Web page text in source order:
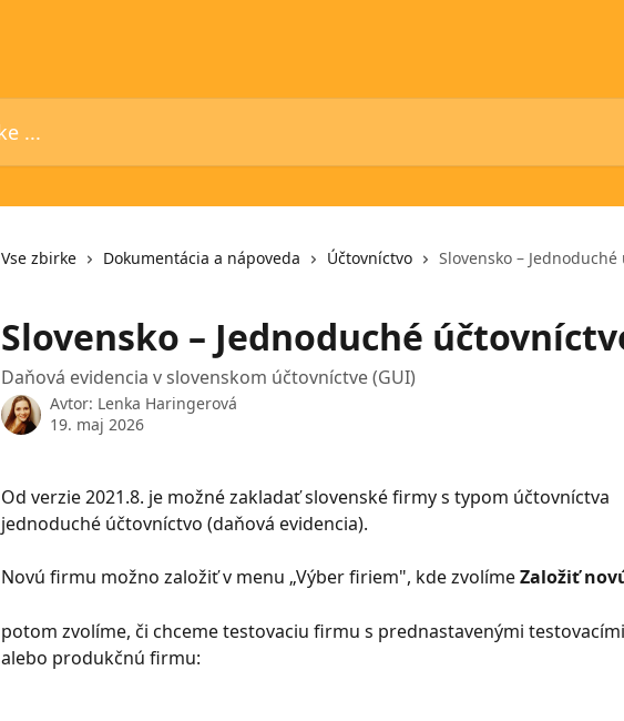
Vse zbirke Dokumentácia a nápoveda Účtovníctvo Slovensko –
Slovensko – Jednoduché
Daňová evidencia v slovenskom účtovníctve (GUI)
Avtor: Lenka Haringerová
19. maj 2026
Od verzie 2021.8. je možné zakladať slovenské firmy s typom účtovníctva
jednoduché účtovníctvo (daňová evidencia).
Novú firmu možno založiť v menu „Výber firiem", kde zvolíme Založiť
potom zvolíme, či chceme testovaciu firmu s prednastavenými
alebo produkčnú firmu: